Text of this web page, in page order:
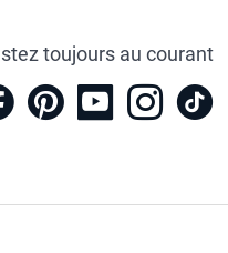
toujours au courant